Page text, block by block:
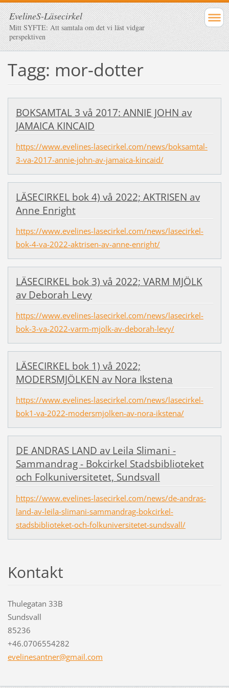
EvelineS-Läsecirkel
Mitt SYFTE: Att samtala om det vi läst vidgar
perspektiven
Tagg: mor-dotter
BOKSAMTAL 3 vå 2017: ANNIE JOHN av
JAMAICA KINCAID
https://www.evelines-lasecirkel.com/news/boksamtal-
3-va-2017-annie-john-av-jamaica-kincaid/
LÄSECIRKEL bok 4) vå 2022; AKTRISEN av
Anne Enright
https://www.evelines-lasecirkel.com/news/lasecirkel-
bok-4-va-2022-aktrisen-av-anne-enright/
LÄSECIRKEL bok 3) vå 2022; VARM MJÖLK
av Deborah Levy
https://www.evelines-lasecirkel.com/news/lasecirkel-
bok-3-va-2022-varm-mjolk-av-deborah-levy/
LÄSECIRKEL bok 1) vå 2022;
MODERSMJÖLKEN av Nora Ikstena
https://www.evelines-lasecirkel.com/news/lasecirkel-
bok1-va-2022-modersmjolken-av-nora-ikstena/
DE ANDRAS LAND av Leila Slimani -
Sammandrag - Bokcirkel Stadsbiblioteket
och Folkuniversitetet, Sundsvall
https://www.evelines-lasecirkel.com/news/de-andras-
land-av-leila-slimani-sammandrag-bokcirkel-
stadsbiblioteket-och-folkuniversitetet-sundsvall/
Kontakt
Thulegatan 33B
Sundsvall
85236
+46.0706554282
evelinesantner@gmail.com